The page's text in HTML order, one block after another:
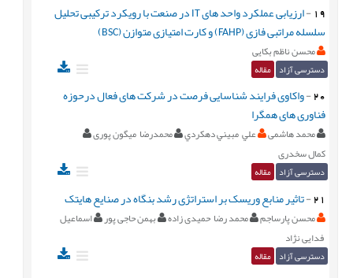
19
-
ارزیابی عملکرد واحد های IT در صنعت با رویکرد ترکیبی تحلیل
سلسله مراتبی فازی (FAHP) و کارت امتیازی متوازن (BSC)
محسن ناظم بکایی
دسترسی آزاد مقاله
20
-واکاوی فرایند شناسایی فرصت در شرکت های فعال درحوزه
فناوری های همگرا
محمد هاشمی علي مبيني دهكردي
محمدرضا ميگون پوری
کمال سخدری
دسترسی آزاد مقاله
21
-تاثیر منابع وریسک بر استراتژی رشد بنگاه‌ در صنایع هایتک
محسن پارساجم محمد رضا حمیدی زاده بهمن حاجی پور
اسماعیل
فدایی نژاد
دسترسی آزاد مقاله